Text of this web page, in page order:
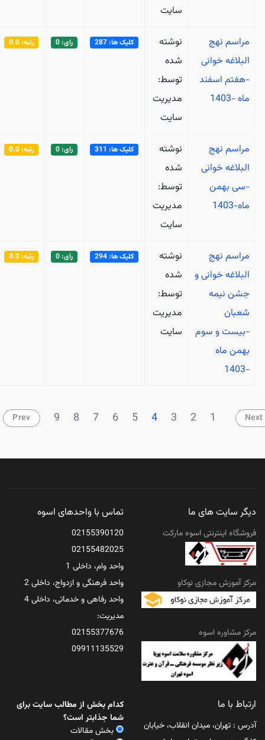
سایت
مراسم نهج
البلاغه خوانی
-هفتم اسفند
ماه -1403
نوشته
شده
توسط:
مدیریت
سایت
کلیک ها: 287 رای: 0 رتبه: 0.0
مراسم نهج
البلاغه خوانی
-سی بهمن
ماه-1403
نوشته
شده
توسط:
مدیریت
سایت
کلیک ها: 311 رای: 0 رتبه: 0.0
مراسم نهج
البلاغه خوانی و
جشن نیمه
شعبان
-بیست و سوم
بهمن ماه
-1403
نوشته
شده
توسط:
مدیریت
سایت
کلیک ها: 294 رای: 0 رتبه: 0.0
Next
1
2
3
4
5
6
7
8
9
Prev
دیگر سایت های ما
فروشگاه اینترنتی اسوه مارکت
مرکز آموزش مجازی نوکاو
مرکز مشاوره اسوه
تماس با واحدهای اسوه
02155390120
02155482025
واحد وام، داخلی 1
واحد فرهنگی و ازدواج، داخلی 2
واحد رفاهی و خدماتی، داخلی 4
مدیریت:
02155377676
09911135529
ارتباط با ما
آدرس : تهران، میدان انقلاب، خیابان
کدام بخش از مطالب سایت برای
شما جذابتر است؟
بخش مقالات